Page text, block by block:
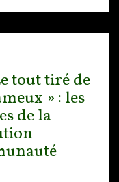
tout tiré de
» : les
de la